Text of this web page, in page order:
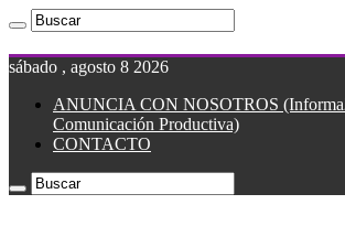
sábado , agosto 8 2026
ANUNCIA CON NOSOTROS
Comunicación Productiva)
CONTACTO